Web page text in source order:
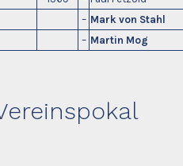
– Mark von Stahl
– Martin Mog